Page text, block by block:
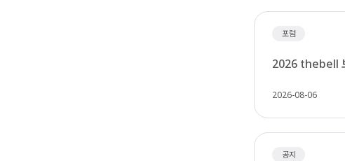
포럼
2026 thebell
2026-08-06
공지